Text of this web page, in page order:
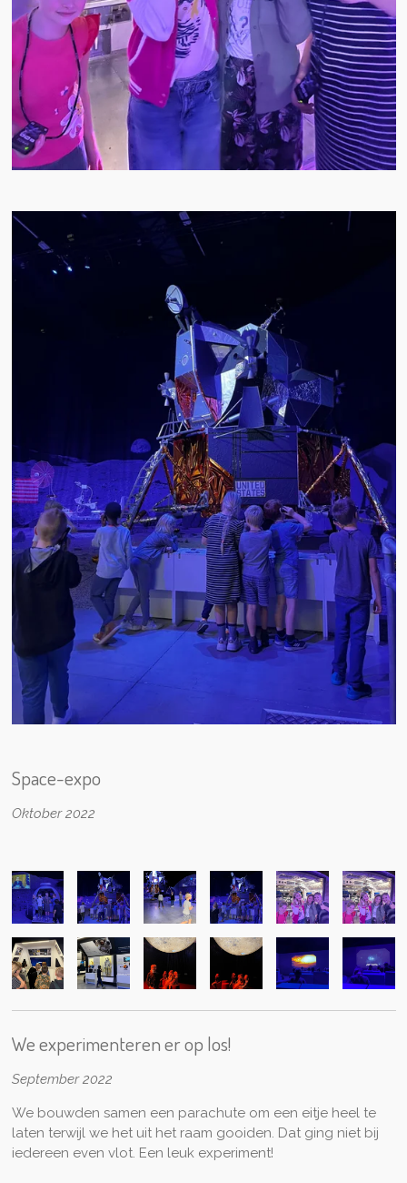
Space-expo
Oktober 2022
We experimenteren er op los!
September 2022
We bouwden samen een parachute om een eitje heel te
laten terwijl we het uit het raam gooiden. Dat ging niet bij
iedereen even vlot. Een leuk experiment!